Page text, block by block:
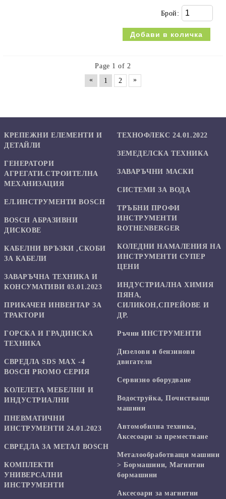
Брой:
Page 1 of 2
«
1 2 »
КРЕПЕЖНИ ЕЛЕМЕНТИ И
ДЕТАЙЛИ
ГЕНЕРАТОРИ
АГРЕГАТИ.СТРОИТЕЛНА
МЕХАНИЗАЦИЯ
ЕЛ.ИНСТРУМЕНТИ BOSCH
BOSCH АБРАЗИВНИ
ДИСКОВЕ
КАБЕЛНИ ВРЪЗКИ ,СКОБИ
ЗА КАБЕЛИ
ЗАВАРЪЧНА ТЕХНИКА И
КОНСУМАТИВИ 03.01.2023
ПРИКАЧЕН ИНВЕНТАР ЗА
ТРАКТОРИ
ГОРСКА И ГРАДИНСКА
ТЕХНИКА
СВРЕДЛА SDS MAX -4
BOSCH PROMO СЕРИЯ
КОЛЕЛЕТА МЕБЕЛНИ И
ИНДУСТРИАЛНИ
ПНЕВМАТИЧНИ
ИНСТРУМЕНТИ 24.01.2023
СВРЕДЛА ЗА МЕТАЛ BOSCH
КОМПЛЕКТИ
УНИВЕРСАЛНИ
ИНСТРУМЕНТИ
ТЕХНОФЛЕКС 24.01.2022
ЗЕМЕДЕЛСКА ТЕХНИКА
ЗАВАРЪЧНИ МАСКИ
СИСТЕМИ ЗА ВОДА
ТРЪБНИ ПРОФИ
ИНСТРУМЕНТИ
ROTHENBERGER
КОЛЕДНИ НАМАЛЕНИЯ НА
ИНСТРУМЕНТИ СУПЕР
ЦЕНИ
ИНДУСТРИАЛНА ХИМИЯ
ПЯНА,
СИЛИКОН,СПРЕЙОВЕ И
ДР.
Ръчни ИНСТРУМЕНТИ
Дизелови и бензинови
двигатели
Сервизно оборудване
Водоструйка, Почистващи
машини
Автомобилна техника,
Аксесоари за преместване
Mеталообработващи машини
> Бормашини, Магнитни
бормашини
Аксесоари за магнитни